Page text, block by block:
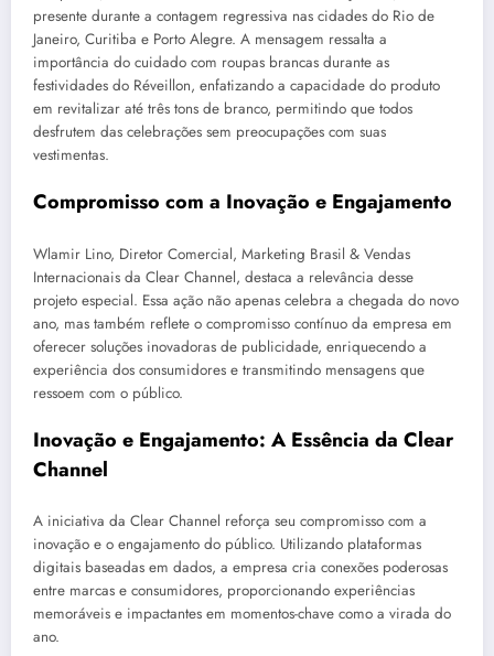
presente durante a contagem regressiva nas cidades do Rio de
Janeiro, Curitiba e Porto Alegre. A mensagem ressalta a
importância do cuidado com roupas brancas durante as
festividades do Réveillon, enfatizando a capacidade do produto
em revitalizar até três tons de branco, permitindo que todos
desfrutem das celebrações sem preocupações com suas
vestimentas.
Compromisso com a Inovação e Engajamento
Wlamir Lino, Diretor Comercial, Marketing Brasil & Vendas
Internacionais da Clear Channel, destaca a relevância desse
projeto especial. Essa ação não apenas celebra a chegada do novo
ano, mas também reflete o compromisso contínuo da empresa em
oferecer soluções inovadoras de publicidade, enriquecendo a
experiência dos consumidores e transmitindo mensagens que
ressoem com o público.
Inovação e Engajamento: A Essência da Clear
Channel
A iniciativa da Clear Channel reforça seu compromisso com a
inovação e o engajamento do público. Utilizando plataformas
digitais baseadas em dados, a empresa cria conexões poderosas
entre marcas e consumidores, proporcionando experiências
memoráveis e impactantes em momentos-chave como a virada do
ano.